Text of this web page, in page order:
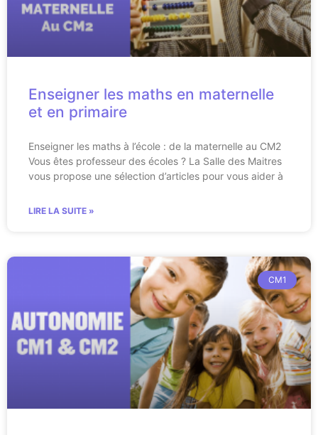
Enseigner les maths en maternelle
et en primaire
Enseigner les maths à l’école : de la maternelle au CM2
Vous êtes professeur des écoles ? La Salle des Maitres
vous propose une sélection d’articles pour vous aider à
LIRE LA SUITE »
CM1